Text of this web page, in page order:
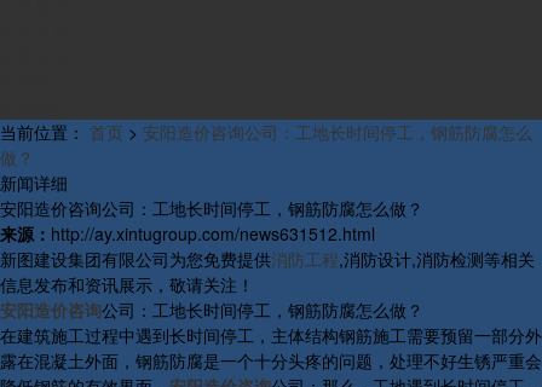
当前位置： 首页 > 安阳造价咨询公司：工地长时间停工，钢筋防腐怎么
做？
新闻详细
安阳造价咨询公司：工地长时间停工，钢筋防腐怎么做？
来源： http://ay.xintugroup.com/news631512.html
新图建设集团有限公司为您免费提供消防工程,消防设计,消防检测等相关
信息发布和资讯展示，敬请关注！
安阳造价咨询公司：工地长时间停工，钢筋防腐怎么做？
在建筑施工过程中遇到长时间停工，主体结构钢筋施工需要预留一部分外
露在混凝土外面，钢筋防腐是一个十分头疼的问题，处理不好生锈严重会